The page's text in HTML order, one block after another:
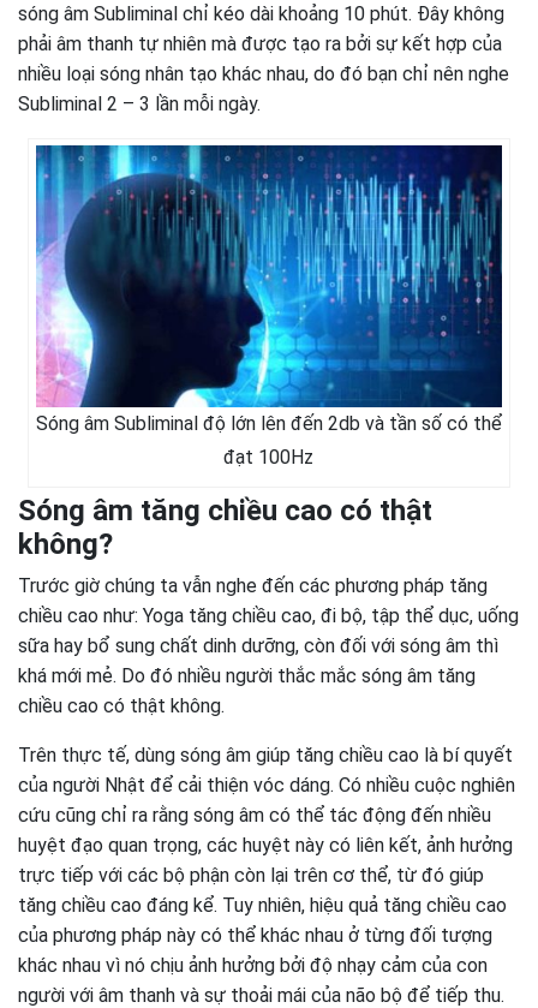
sóng âm Subliminal chỉ kéo dài khoảng 10 phút. Đây không
phải âm thanh tự nhiên mà được tạo ra bởi sự kết hợp của
nhiều loại sóng nhân tạo khác nhau, do đó bạn chỉ nên nghe
Subliminal 2 – 3 lần mỗi ngày.
Sóng âm Subliminal độ lớn lên đến 2db và tần số có thể
đạt 100Hz
Sóng âm tăng chiều cao có thật
không?
Trước giờ chúng ta vẫn nghe đến các phương pháp tăng
chiều cao như: Yoga tăng chiều cao, đi bộ, tập thể dục, uống
sữa hay bổ sung chất dinh dưỡng, còn đối với sóng âm thì
khá mới mẻ. Do đó nhiều người thắc mắc sóng âm tăng
chiều cao có thật không.
Trên thực tế, dùng sóng âm giúp tăng chiều cao là bí quyết
của người Nhật để cải thiện vóc dáng. Có nhiều cuộc nghiên
cứu cũng chỉ ra rằng sóng âm có thể tác động đến nhiều
huyệt đạo quan trọng, các huyệt này có liên kết, ảnh hưởng
trực tiếp với các bộ phận còn lại trên cơ thể, từ đó giúp
tăng chiều cao đáng kể. Tuy nhiên, hiệu quả tăng chiều cao
của phương pháp này có thể khác nhau ở từng đối tượng
khác nhau vì nó chịu ảnh hưởng bởi độ nhạy cảm của con
người với âm thanh và sự thoải mái của não bộ để tiếp thu.